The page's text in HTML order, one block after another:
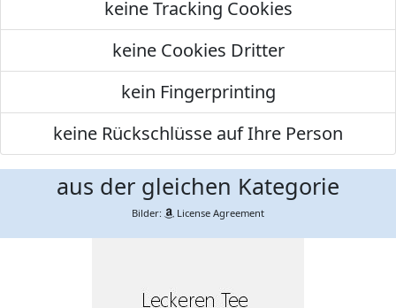
keine Tracking Cookies
keine Cookies Dritter
kein Fingerprinting
keine Rückschlüsse auf Ihre Person
aus der gleichen Kategorie
Bilder: License Agreement